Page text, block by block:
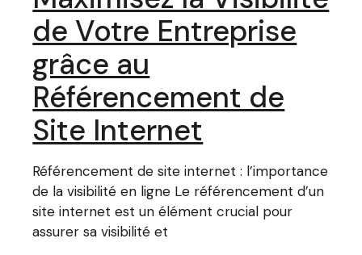
de Votre Entreprise
grâce au
Référencement de
Site Internet
Référencement de site internet : l’importance
de la visibilité en ligne Le référencement d’un
site internet est un élément crucial pour
assurer sa visibilité et